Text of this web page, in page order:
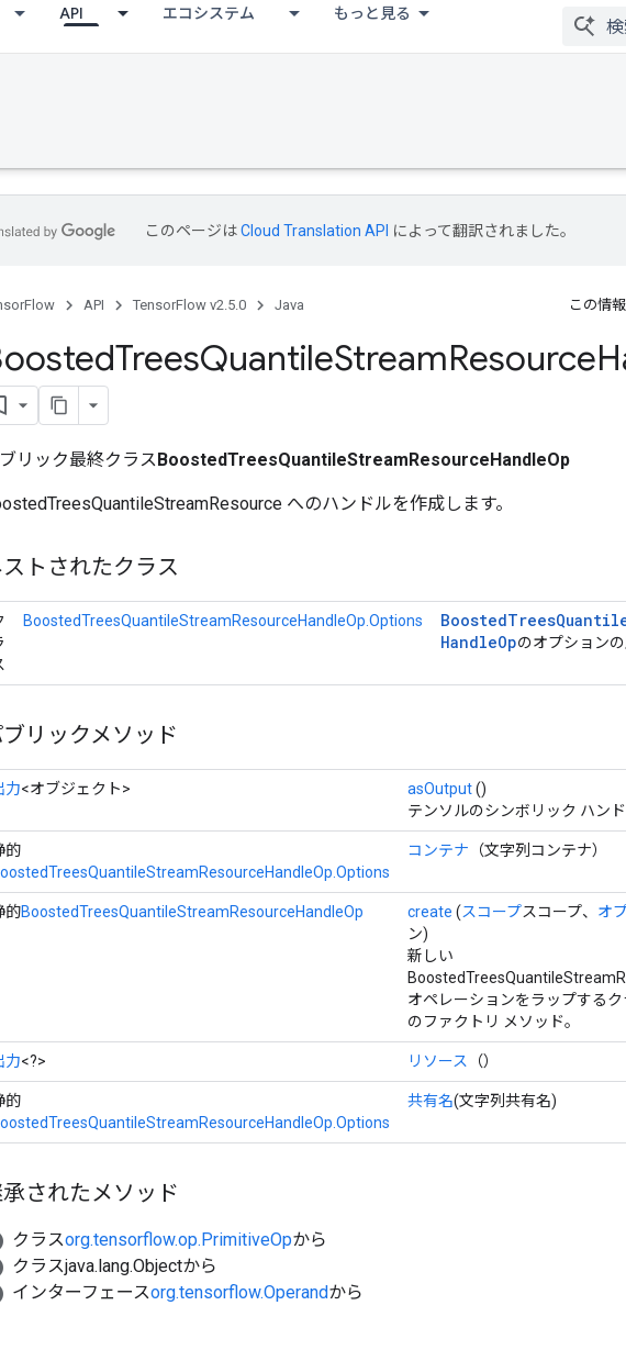
API エコシステム もっと見る
このページはCloud Translation API によって翻訳されました。
API TensorFlow v2.5.0 Java この情
TreesQuantileStreamResource
リック最終クラスBoostedTreesQuantileStreamResourceHandleOp
へのハンドルを作成します。
トされたクラス
BoostedTreesQuantileStreamResourceHandleOp.Options BoostedTrees
HandleOpのオプション
リックメソッド
力<オブジェクト> asOutput()
テンソルのシンボリック ハンド
的
コンテナ （文字列コンテナ）
的BoostedTreesQuantileStreamResourceHandleOp create (スコープスコープ、 オ
ン)
新しい
オペレーションをラップする
のファクトリ メソッド。
力<?> リソース （）
的
共有名(文字列共有名)
されたメソッド
クラスorg.tensorflow.op.PrimitiveOpから
クラスjava.lang.Objectから
インターフェースorg.tensorflow.Operandから